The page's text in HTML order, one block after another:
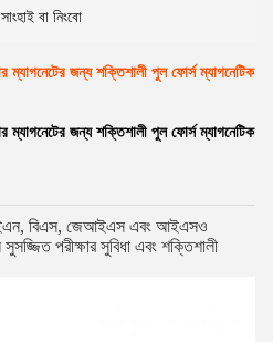
সাংহাই বা নিংবো
ম্যাগনেটের জন্য শক্তিশালী পুল ফোর্স ম্যাগনেটিক
ম্যাগনেটের জন্য শক্তিশালী পুল ফোর্স ম্যাগনেটিক
বিএস, জেআইএস এবং আইএসও
পরীক্ষার সুবিধা এবং শক্তিশালী